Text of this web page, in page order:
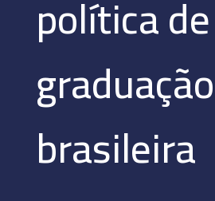
política
graduação
brasileira